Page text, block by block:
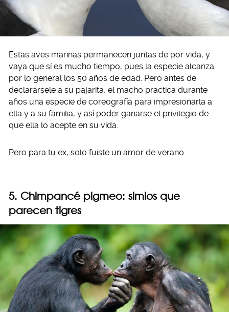
Estas aves marinas permanecen juntas de por vida, y
vaya que sí es mucho tiempo, pues la especie alcanza
por lo general los 50 años de edad. Pero antes de
declarársele a su pajarita, el macho practica durante
años una especie de coreografía para impresionarla a
ella y a su familia, y así poder ganarse el privilegio de
que ella lo acepte en su vida.
Pero para tu ex, solo fuiste un amor de verano.
5. Chimpancé pigmeo: simios que
parecen tigres